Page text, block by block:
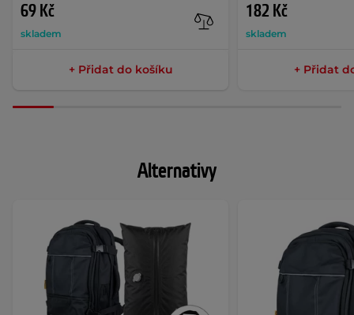
69 Kč
skladem
+ Přidat do košíku
182 Kč
skladem
+ Přidat
Alternativy